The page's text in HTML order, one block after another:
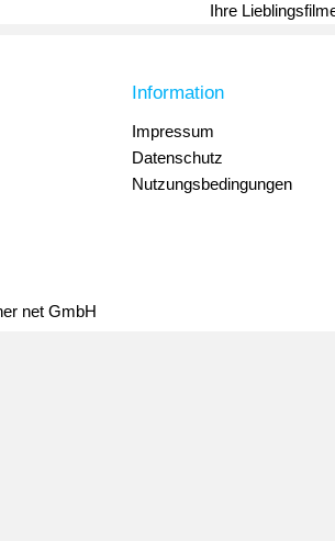
Ihre
Information
Impressum
Datenschutz
Nutzungsbedingungen
net GmbH